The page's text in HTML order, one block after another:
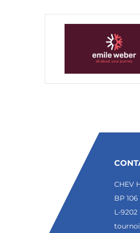
CHEV
BP 106
L-